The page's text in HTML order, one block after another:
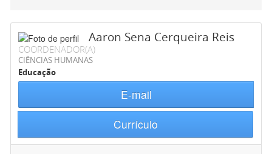
Aaron Sena Cerqueira Reis
COORDENADOR(A)
CIÊNCIAS HUMANAS
Educação
E-mail
Currículo